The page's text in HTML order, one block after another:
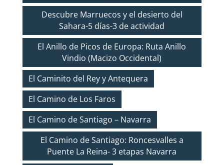
Descubre Marruecos y el desierto del
Sahara-5 días-3 de actividad
El Anillo de Picos de Europa: Ruta Anillo
Vindio (Macizo Occidental)
El Caminito del Rey y Antequera
El Camino de Los Faros
El Camino de Santiago – Navarra
El Camino de Santiago: Roncesvalles a
Puente La Reina- 3 etapas Navarra